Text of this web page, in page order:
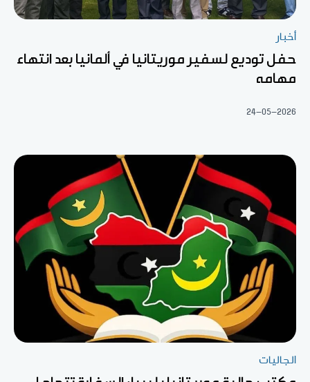
أخبار
حفل توديع لسفير موريتانيا في ألمانيا بعد انتهاء
مهامه
24-05-2026
الجاليات